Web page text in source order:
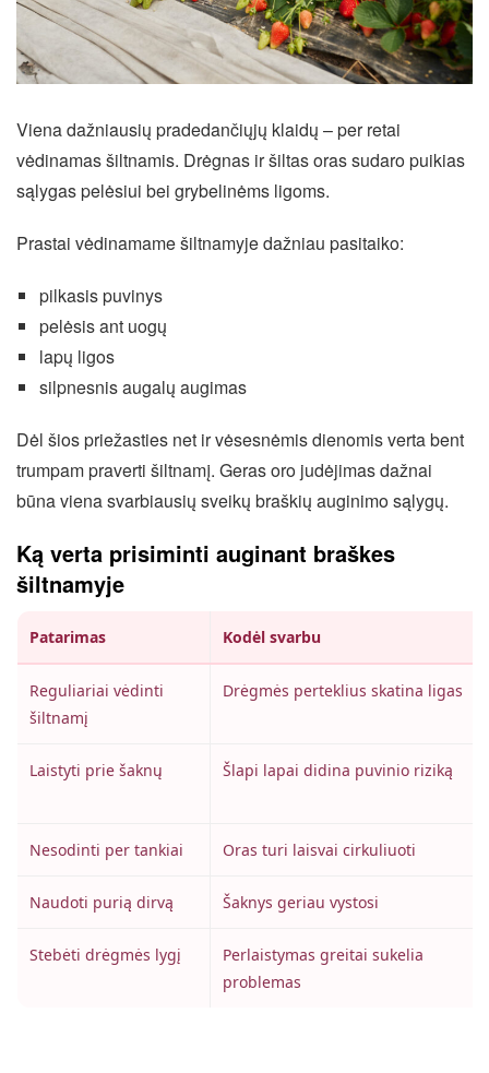
Viena dažniausių pradedančiųjų klaidų – per retai
vėdinamas šiltnamis. Drėgnas ir šiltas oras sudaro puikias
sąlygas pelėsiui bei grybelinėms ligoms.
Prastai vėdinamame šiltnamyje dažniau pasitaiko:
pilkasis puvinys
pelėsis ant uogų
lapų ligos
silpnesnis augalų augimas
Dėl šios priežasties net ir vėsesnėmis dienomis verta bent
trumpam praverti šiltnamį. Geras oro judėjimas dažnai
būna viena svarbiausių sveikų braškių auginimo sąlygų.
Ką verta prisiminti auginant braškes
šiltnamyje
Patarimas Kodėl svarbu
Reguliariai vėdinti
šiltnamį
Drėgmės perteklius skatina ligas
Laistyti prie šaknų Šlapi lapai didina puvinio riziką
Nesodinti per tankiai Oras turi laisvai cirkuliuoti
Naudoti purią dirvą Šaknys geriau vystosi
Stebėti drėgmės lygį
Perlaistymas greitai sukelia
problemas